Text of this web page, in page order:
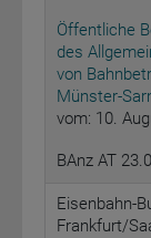
Öffentliche
des
von
Münster-
vom: 10.
BAnz AT
Eisenbahn-
Frankfurt/